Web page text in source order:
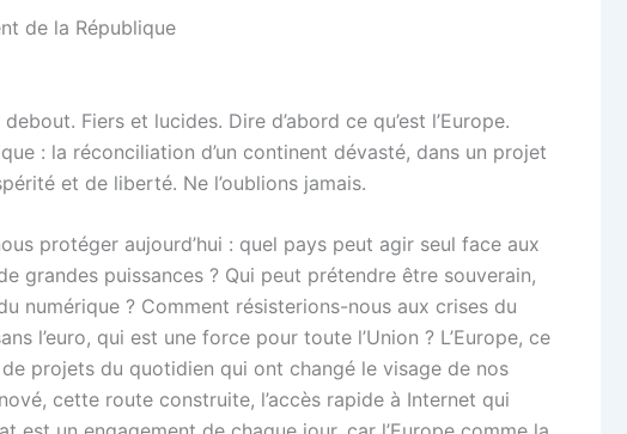
de la République
Fiers et lucides. Dire d’abord ce qu’est l’Europe.
: la réconciliation d’un continent dévasté, dans un projet
et de liberté. Ne l’oublions jamais.
protéger aujourd’hui : quel pays peut agir seul face aux
grandes puissances ? Qui peut prétendre être souverain,
numérique ? Comment résisterions-nous aux crises du
l’euro, qui est une force pour toute l’Union ? L’Europe, ce
projets du quotidien qui ont changé le visage de nos
cette route construite, l’accès rapide à Internet qui